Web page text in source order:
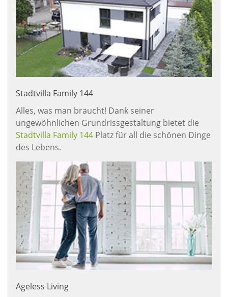
Stadtvilla Family 144
Alles, was man braucht! Dank seiner
ungewöhnlichen Grundrissgestaltung bietet die
Stadtvilla Family 144 Platz für all die schönen Dinge
des Lebens.
Ageless Living